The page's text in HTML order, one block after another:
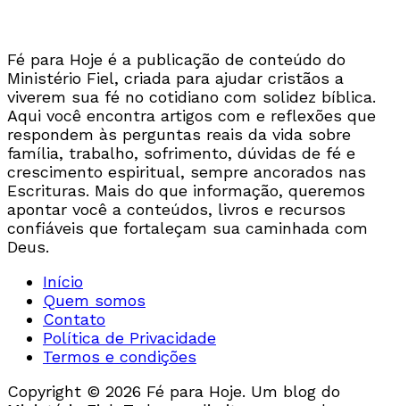
Fé para Hoje é a publicação de conteúdo do
Ministério Fiel, criada para ajudar cristãos a
viverem sua fé no cotidiano com solidez bíblica.
Aqui você encontra artigos com e reflexões que
respondem às perguntas reais da vida sobre
família, trabalho, sofrimento, dúvidas de fé e
crescimento espiritual, sempre ancorados nas
Escrituras. Mais do que informação, queremos
apontar você a conteúdos, livros e recursos
confiáveis que fortaleçam sua caminhada com
Deus.
Início
Quem somos
Contato
Política de Privacidade
Termos e condições
Copyright © 2026 Fé para Hoje. Um blog do